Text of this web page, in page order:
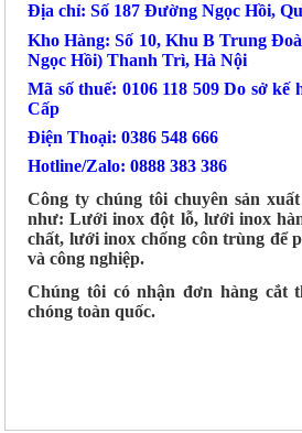
Địa chỉ: Số 187 Đường Ngọc Hồi,
Kho Hàng: Số 10, Khu B Trung
Ngọc Hồi) Thanh Trì, Hà Nội
Mã số thuế: 0106 118 509 Do sở
Cấp
Điện Thoại: 0386 548
Hotline/Zalo: 0888 383 386
Công ty chúng tôi chuyên sản
như: Lưới inox đột lỗ, lưới inox
chất, lưới inox chống côn trùng để
và công nghiệp.
Chúng tôi có nhận đơn hàng cắt
chóng toàn quốc.